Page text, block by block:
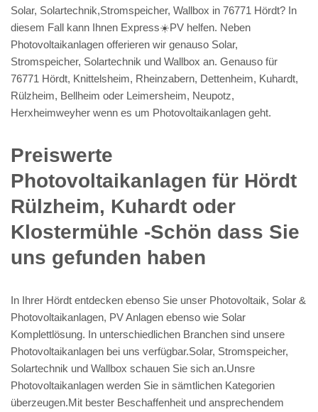
Solar, Solartechnik,Stromspeicher, Wallbox in 76771 Hördt? In
diesem Fall kann Ihnen Express☀️PV️ helfen. Neben
Photovoltaikanlagen offerieren wir genauso Solar,
Stromspeicher, Solartechnik und Wallbox an. Genauso für
76771 Hördt, Knittelsheim, Rheinzabern, Dettenheim, Kuhardt,
Rülzheim, Bellheim oder Leimersheim, Neupotz,
Herxheimweyher wenn es um Photovoltaikanlagen geht.
Preiswerte
Photovoltaikanlagen für Hördt
Rülzheim, Kuhardt oder
Klostermühle -Schön dass Sie
uns gefunden haben
In Ihrer Hördt entdecken ebenso Sie unser Photovoltaik, Solar &
Photovoltaikanlagen, PV Anlagen ebenso wie Solar
Komplettlösung. In unterschiedlichen Branchen sind unsere
Photovoltaikanlagen bei uns verfügbar.Solar, Stromspeicher,
Solartechnik und Wallbox schauen Sie sich an.Unsre
Photovoltaikanlagen werden Sie in sämtlichen Kategorien
überzeugen.Mit bester Beschaffenheit und ansprechendem